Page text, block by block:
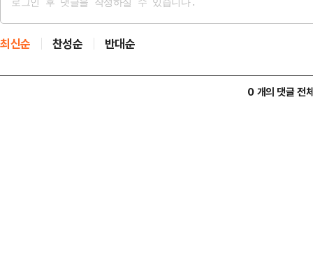
최신순 찬성순 반대순
0 개의 댓글 전